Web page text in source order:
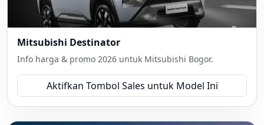
Mitsubishi Destinator
Info harga & promo 2026 untuk Mitsubishi Bogor.
Aktifkan Tombol Sales untuk Model Ini